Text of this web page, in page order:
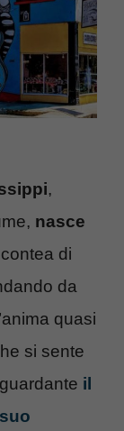
,
nasce
di
da
quasi
si sente
il